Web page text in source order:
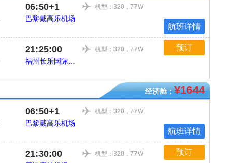
06:50+1
巴黎戴高乐机场
机型：320，77W
航班详情
21:25:00 机型：320，77W 预订
经济舱：¥1644
06:50+1
巴黎戴高乐机场
机型：320，77W
航班详情
21:30:00 机型：320，77W 预订